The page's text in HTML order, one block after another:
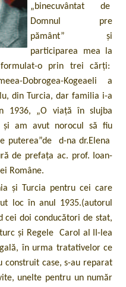
„binecuvântat de
Domnul pre
pământ” și
participarea mea la
o prin trei cărți:
Dobrogea-Kogeaeli a
din Turcia, dar familia i-a
1936, „O viață în slujba
și am avut norocul să fiu
puterea”de d-na dr.Elena
de prefața ac. prof. Ioan-
Române.
și Turcia pentru cei care
loc în anul 1935.(autorul
cei doi conducători de stat,
și Regele Carol al II-lea
în urma tratativelor ce
construit case, s-au reparat
unelte pentru un număr